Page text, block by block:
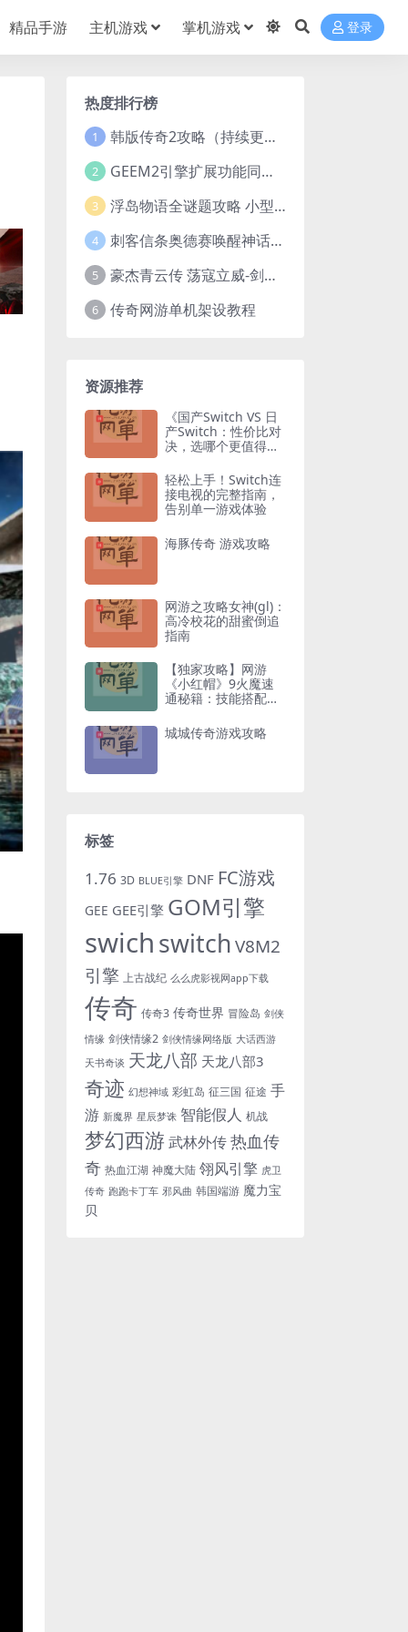
精品手游 主机游戏 掌机游戏 登录
热度排行榜
1 韩版传奇2攻略（持续更新）
2 GEEM2引擎扩展功能同步捡物、角色自动捡物
3 浮岛物语全谜题攻略 小型谜题解谜汇总
4 刺客信条奥德赛唤醒神话谜题答案 斯芬克斯主线攻略
5 豪杰青云传 荡寇立威-剑舞红尘-英雄志楼(解压即玩)
6 传奇网游单机架设教程
资源推荐
《国产Switch VS 日
产Switch：性价比对
决，选哪个更值得入
轻松上手！Switch连
接电视的完整指南，
告别单一游戏体验
海豚传奇 游戏攻略
网游之攻略女神(gl)：
高冷校花的甜蜜倒追
指南
【独家攻略】网游
《小红帽》9火魔速
通秘籍：技能搭配与
城城传奇游戏攻略
标签
1.76 3D BLUE引擎 DNF FC游戏
GEE GEE引擎 GOM引擎
swichswitchV8M2
引擎 上古战纪 么么虎影视网app下载
传奇 传奇3 传奇世界 冒险岛 剑侠
情缘 剑侠情缘2 剑侠情缘网络版 大话西游
天书奇谈 天龙八部 天龙八部3
奇迹 幻想神域 彩虹岛 征三国 征途 手
游 新魔界 星辰梦诛 智能假人 机战
梦幻西游 武林外传热血传
奇 热血江湖 神魔大陆 翎风引擎 虎卫
传奇 跑跑卡丁车 邪风曲 韩国端游 魔力宝
贝